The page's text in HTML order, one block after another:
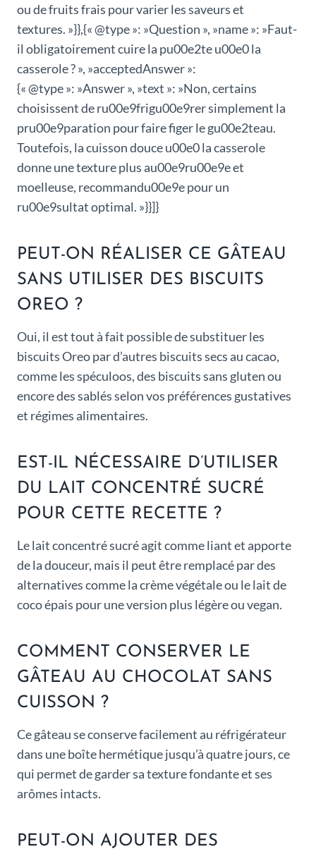
ou de fruits frais pour varier les saveurs et
textures. »}},{« @type »: »Question », »name »: »Faut-
il obligatoirement cuire la pu00e2te u00e0 la
casserole ? », »acceptedAnswer »:
{« @type »: »Answer », »text »: »Non, certains
choisissent de ru00e9frigu00e9rer simplement la
pru00e9paration pour faire figer le gu00e2teau.
Toutefois, la cuisson douce u00e0 la casserole
donne une texture plus au00e9ru00e9e et
moelleuse, recommandu00e9e pour un
ru00e9sultat optimal. »}}]}
PEUT-ON RÉALISER CE GÂTEAU
SANS UTILISER DES BISCUITS
OREO ?
Oui, il est tout à fait possible de substituer les
biscuits Oreo par d’autres biscuits secs au cacao,
comme les spéculoos, des biscuits sans gluten ou
encore des sablés selon vos préférences gustatives
et régimes alimentaires.
EST-IL NÉCESSAIRE D’UTILISER
DU LAIT CONCENTRÉ SUCRÉ
POUR CETTE RECETTE ?
Le lait concentré sucré agit comme liant et apporte
de la douceur, mais il peut être remplacé par des
alternatives comme la crème végétale ou le lait de
coco épais pour une version plus légère ou vegan.
COMMENT CONSERVER LE
GÂTEAU AU CHOCOLAT SANS
CUISSON ?
Ce gâteau se conserve facilement au réfrigérateur
dans une boîte hermétique jusqu’à quatre jours, ce
qui permet de garder sa texture fondante et ses
arômes intacts.
PEUT-ON AJOUTER DES